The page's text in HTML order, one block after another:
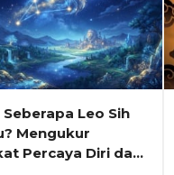
Seberapa Leo Sih
Mengukur
Percaya Diri dan